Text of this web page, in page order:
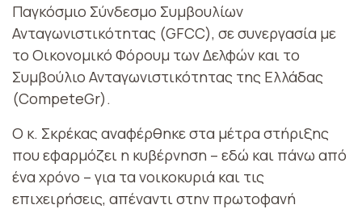
Παγκόσμιο Σύνδεσμο Συμβουλίων
Ανταγωνιστικότητας (GFCC), σε συνεργασία με
το Οικονομικό Φόρουμ των Δελφών και το
Συμβούλιο Ανταγωνιστικότητας της Ελλάδας
(CompeteGr).
Ο κ. Σκρέκας αναφέρθηκε στα μέτρα στήριξης
που εφαρμόζει η κυβέρνηση – εδώ και πάνω από
ένα χρόνο – για τα νοικοκυριά και τις
επιχειρήσεις, απέναντι στην πρωτοφανή